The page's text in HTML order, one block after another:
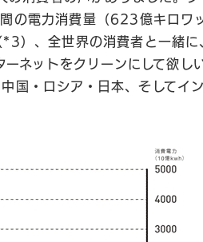
の電力消費量（623億キロワ
）、全世界の消費者と一緒に
ネットをクリーンにして欲し
国・ロシア・日本、そしてイ